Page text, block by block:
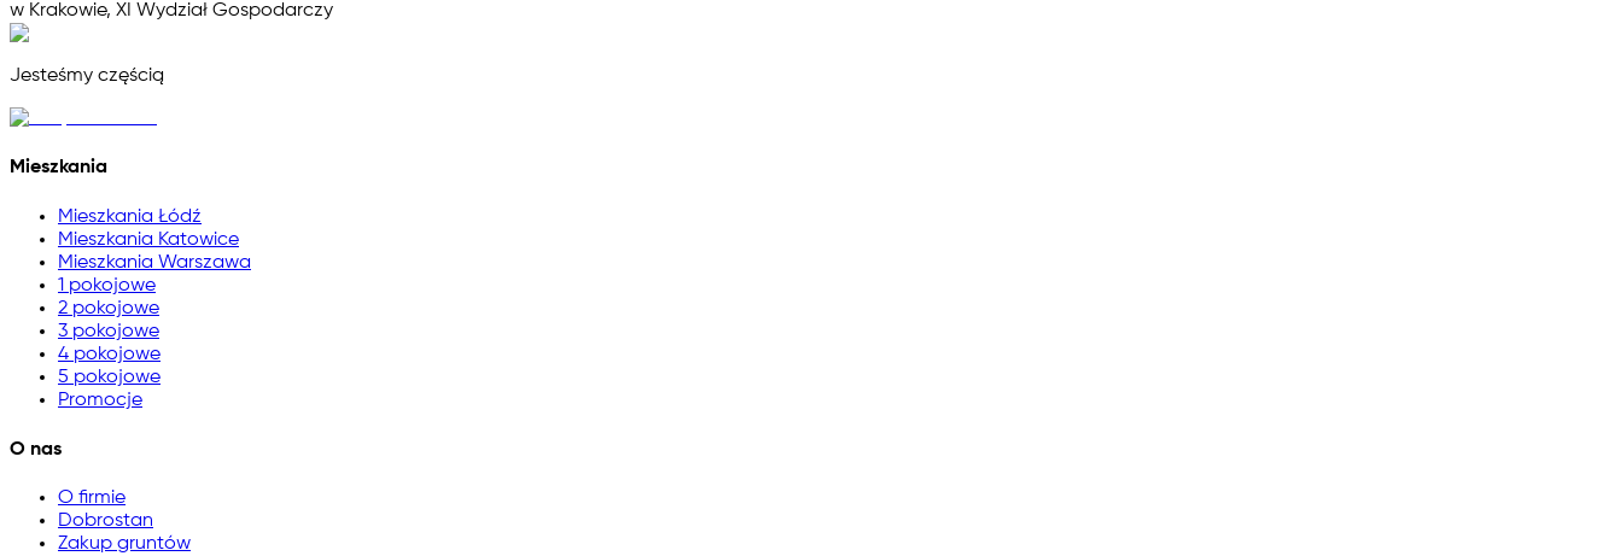
w Krakowie, XI Wydział Gospodarczy
Jesteśmy częścią
Mieszkania
Mieszkania Łódź
Mieszkania Katowice
Mieszkania Warszawa
1 pokojowe
2 pokojowe
3 pokojowe
4 pokojowe
5 pokojowe
Promocje
O nas
O firmie
Dobrostan
Zakup gruntów